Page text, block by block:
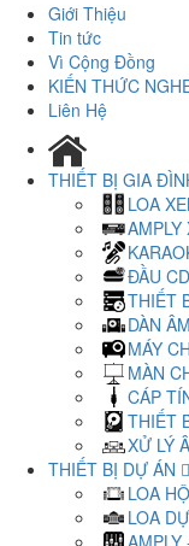
Giới Thiệu
Tin tức
Vì Cộng Đồng
KIẾN THỨC
Liên Hệ
THIẾT BỊ GIA
LOA
AMPLY
ĐẦU
THIẾT
DÀN
MÁY
MÀN
CÁP
THIẾT
XỬ LÝ
THIẾT BỊ DỰ ÁN
LOA
LOA
AMPLY